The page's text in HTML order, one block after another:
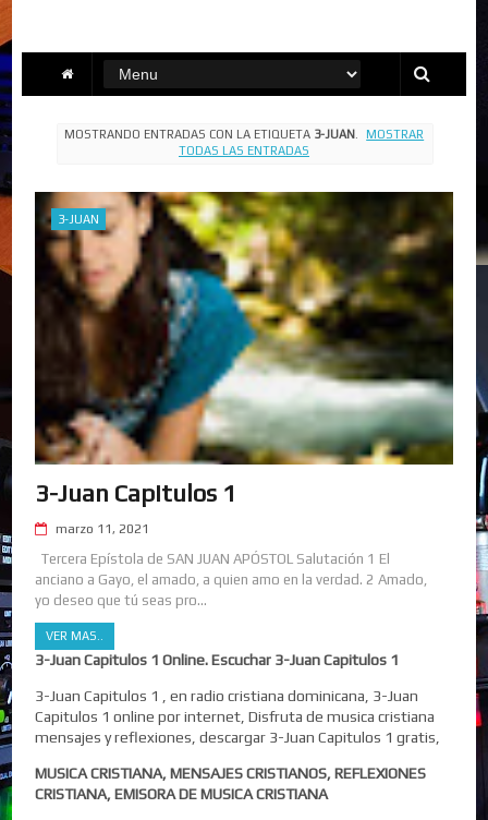
MOSTRANDO ENTRADAS CON LA ETIQUETA 3-JUAN.
MOSTRAR
TODAS LAS ENTRADAS
3-JUAN
3-Juan Capitulos 1
marzo 11, 2021
Tercera Epístola de SAN JUAN APÓSTOL Salutación 1 El
anciano a Gayo, el amado, a quien amo en la verdad. 2 Amado,
yo deseo que tú seas pro...
VER MAS..
3-Juan Capitulos 1 Online. Escuchar 3-Juan Capitulos 1
3-Juan Capitulos 1 , en radio cristiana dominicana, 3-Juan
Capitulos 1 online por internet, Disfruta de musica cristiana
mensajes y reflexiones, descargar 3-Juan Capitulos 1 gratis,
MUSICA CRISTIANA, MENSAJES CRISTIANOS, REFLEXIONES
CRISTIANA, EMISORA DE MUSICA CRISTIANA